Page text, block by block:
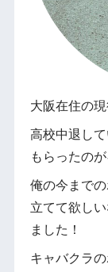
大阪在住の
高校中退し
もらったの
俺の今まで
立てて欲し
ました！
キャバクラ